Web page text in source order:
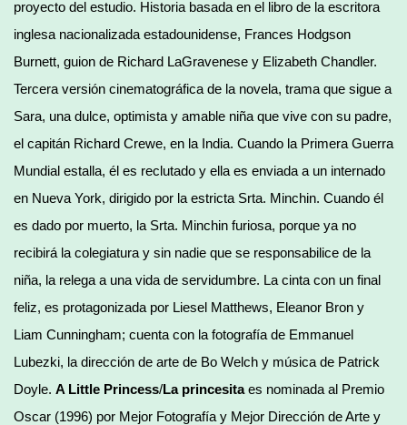
proyecto del estudio. Historia basada en el libro de la escritora
inglesa nacionalizada estadounidense, Frances Hodgson
Burnett, guion de Richard LaGravenese y Elizabeth Chandler.
Tercera versión cinematográfica de la novela, trama que sigue a
Sara, una dulce, optimista y amable niña que vive con su padre,
el capitán Richard Crewe, en la India. Cuando la Primera Guerra
Mundial estalla, él es reclutado y ella es enviada a un internado
en Nueva York, dirigido por la estricta Srta. Minchin. Cuando él
es dado por muerto, la Srta. Minchin furiosa, porque ya no
recibirá la colegiatura y sin nadie que se responsabilice de la
niña, la relega a una vida de servidumbre. La cinta con un final
feliz, es protagonizada por Liesel Matthews, Eleanor Bron y
Liam Cunningham; cuenta con la fotografía de Emmanuel
Lubezki, la dirección de arte de Bo Welch y música de Patrick
Doyle. A Little Princess/La princesitaes nominada al Premio
Oscar (1996) por Mejor Fotografía y Mejor Dirección de Arte y